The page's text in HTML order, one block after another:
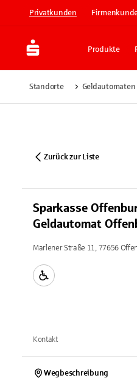
Privatkunden
Produkte
Standorte Geldautomaten
Zurück zur Liste
Sparkasse
Geldautomat
Marlener Straße 11, 77656
Kontakt
Wegbeschreibung